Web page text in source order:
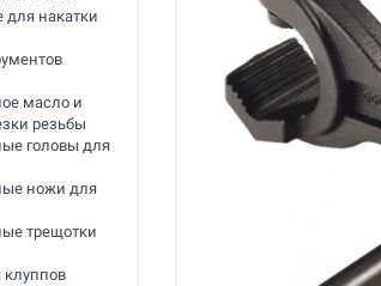
(хомуты) для
машины
для
для труб
для накатки
масло и
резьбы
головы для
ножи для
трещотки
клуппов